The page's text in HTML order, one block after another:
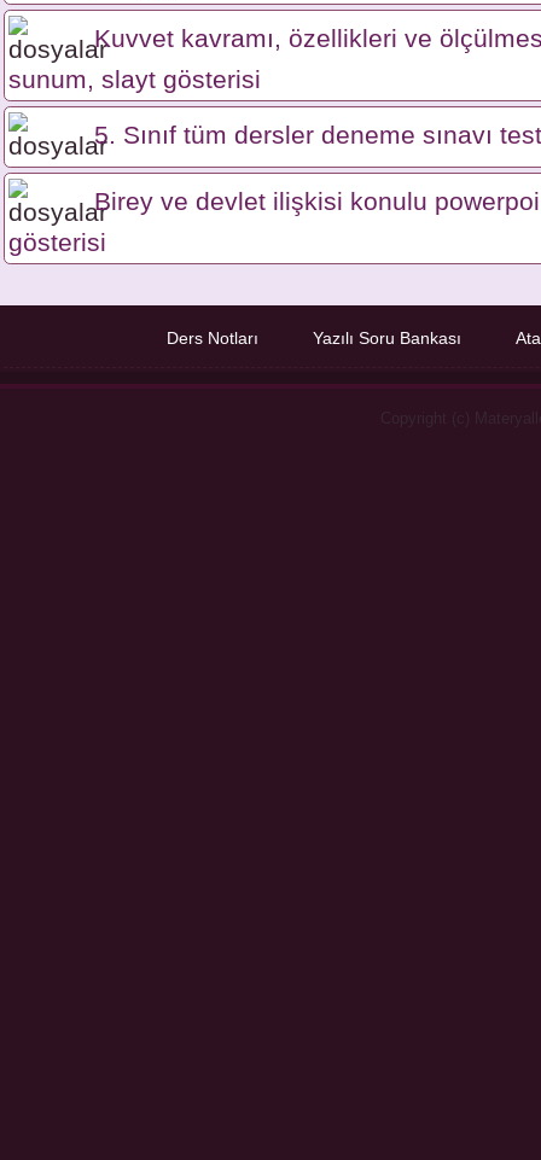
Kuvvet kavramı, özellikleri ve
sunum, slayt gösterisi
5. Sınıf tüm dersler deneme sınavı
Birey ve devlet ilişkisi konulu
gösterisi
Ders Notları Yazılı Soru Bankası